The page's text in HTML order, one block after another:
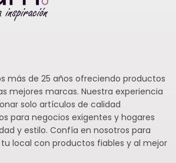
más de 25 años ofreciendo productos
mejores marcas. Nuestra experiencia
solo artículos de calidad
para negocios exigentes y hogares
y estilo. Confía en nosotros para
local con productos fiables y al mejor